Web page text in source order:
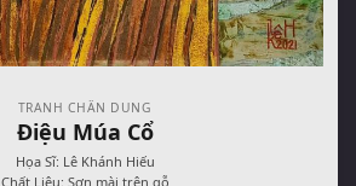
TRANH CHÂN DUNG
Điệu Múa Cổ
Họa Sĩ: Lê Khánh Hiếu
Chất Liệu: Sơn mài trên gỗ